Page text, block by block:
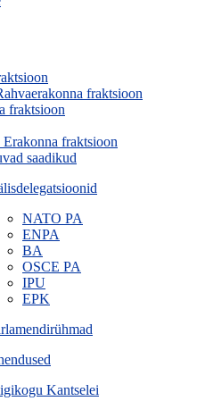
fraktsioon
fraktsioon
fraktsioon
saadikud
NATO PA
ENPA
BA
OSCE PA
IPU
EPK
Kantselei